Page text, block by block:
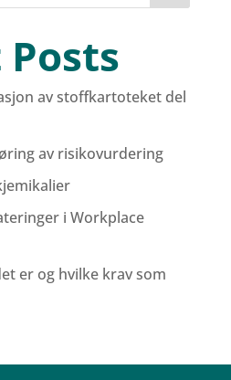
Posts
av stoffkartoteket del
av risikovurdering
i Workplace
er og hvilke krav som